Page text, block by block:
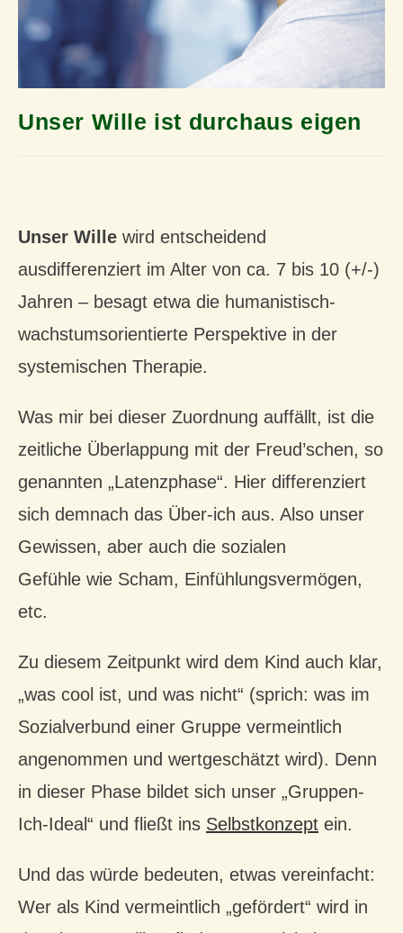
Unser Wille ist durchaus eigen
Unser Wille wird entscheidend
ausdifferenziert im Alter von ca. 7 bis 10 (+/-)
Jahren – besagt etwa die humanistisch-
wachstumsorientierte Perspektive in der
systemischen Therapie.
Was mir bei dieser Zuordnung auffällt, ist die
zeitliche Überlappung mit der Freud’schen, so
genannten „Latenzphase“. Hier differenziert
sich demnach das Über-ich aus. Also unser
Gewissen, aber auch die sozialen
Gefühle wie Scham, Einfühlungsvermögen,
etc.
Zu diesem Zeitpunkt wird dem Kind auch klar,
„was cool ist, und was nicht“ (sprich: was im
Sozialverbund einer Gruppe vermeintlich
angenommen und wertgeschätzt wird). Denn
in dieser Phase bildet sich unser „Gruppen-
Ich-Ideal“ und fließt ins Selbstkonzept ein.
Und das würde bedeuten, etwas vereinfacht:
Wer als Kind vermeintlich „gefördert“ wird in